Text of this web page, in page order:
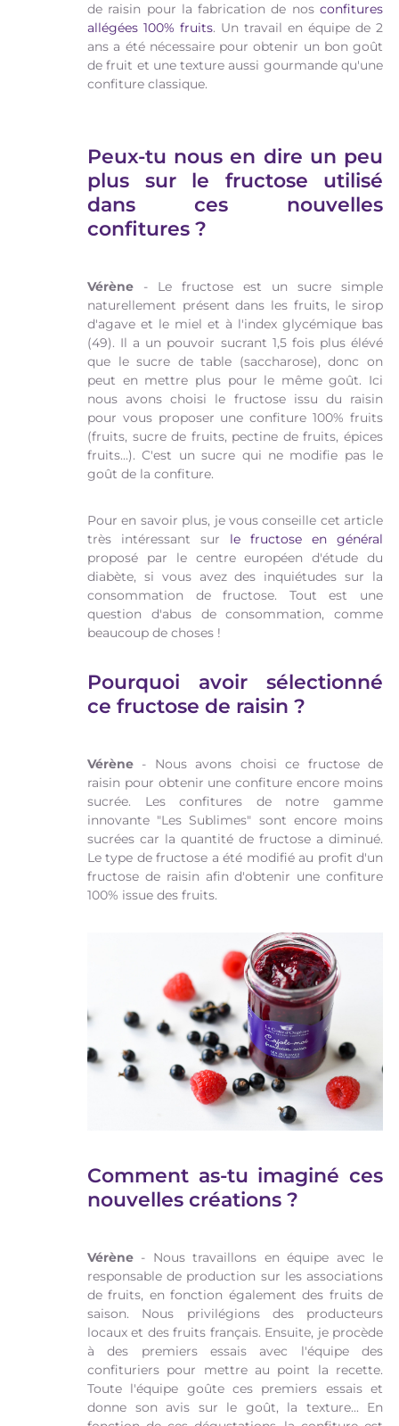
de raisin pour la fabrication de nos confitures
allégées 100% fruits. Un travail en équipe de 2
ans a été nécessaire pour obtenir un bon goût
de fruit et une texture aussi gourmande qu'une
confiture classique.
Peux-tu nous en dire un peu
plus sur le fructose utilisé
dans ces nouvelles
confitures ?
Vérène - Le fructose est un sucre simple
naturellement présent dans les fruits, le sirop
d'agave et le miel et à l'index glycémique bas
(49). Il a un pouvoir sucrant 1,5 fois plus élévé
que le sucre de table (saccharose), donc on
peut en mettre plus pour le même goût. Ici
nous avons choisi le fructose issu du raisin
pour vous proposer une confiture 100% fruits
(fruits, sucre de fruits, pectine de fruits, épices
fruits...). C'est un sucre qui ne modifie pas le
goût de la confiture.
Pour en savoir plus, je vous conseille cet article
très intéressant sur le fructose en général
proposé par le centre européen d'étude du
diabète, si vous avez des inquiétudes sur la
consommation de fructose. Tout est une
question d'abus de consommation, comme
beaucoup de choses !
Pourquoi avoir sélectionné
ce fructose de raisin ?
Vérène - Nous avons choisi ce fructose de
raisin pour obtenir une confiture encore moins
sucrée. Les confitures de notre gamme
innovante "Les Sublimes" sont encore moins
sucrées car la quantité de fructose a diminué.
Le type de fructose a été modifié au profit d'un
fructose de raisin afin d'obtenir une confiture
100% issue des fruits.
Comment as-tu imaginé ces
nouvelles créations ?
Vérène - Nous travaillons en équipe avec le
responsable de production sur les associations
de fruits, en fonction également des fruits de
saison. Nous privilégions des producteurs
locaux et des fruits français. Ensuite, je procède
à des premiers essais avec l'équipe des
confituriers pour mettre au point la recette.
Toute l'équipe goûte ces premiers essais et
donne son avis sur le goût, la texture... En